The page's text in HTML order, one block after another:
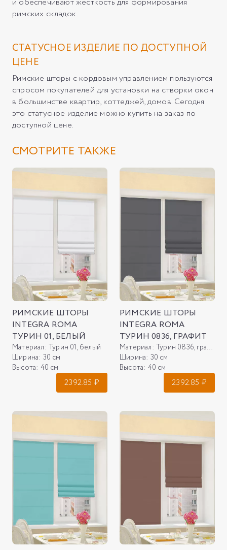
римских складок.
СТАТУСНОЕ ИЗДЕЛИЕ ПО ДОСТУПНОЙ
ЦЕНЕ
Римские шторы с кордовым управлением пользуются
спросом покупателей для установки на створки окон
в большинстве квартир, коттеджей, домов. Сегодня
это статусное изделие можно купить на заказ по
доступной цене.
СМОТРИТЕ ТАКЖЕ
РИМСКИЕ ШТОРЫ
INTEGRA ROMA
ТУРИН 01, БЕЛЫЙ
Материал: Турин 01, белый
Ширина: 30 см
Высота: 40 см
2392.85 ₽
РИМСКИЕ ШТОРЫ
INTEGRA ROMA
ТУРИН 0836, ГРАФИТ
Материал: Турин 0836, графит
Ширина: 30 см
Высота: 40 см
2392.85 ₽